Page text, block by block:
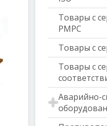
Товары с
РМРС
Товары с
Товары с
Аварийно-